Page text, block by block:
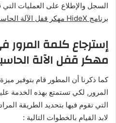
السجل والإطلاع على العمليات
برنامج HideX مهكر قفل الآلة الحاسبة.
مهكر قفل الآلة
كما ذكرنا أن المطور قام بتوفير
المرور, لكي تستمتع بهذه الخدمة
التي تقوم فيها بتحديد الطريقة
لابد القيام بالخطوات التالية :